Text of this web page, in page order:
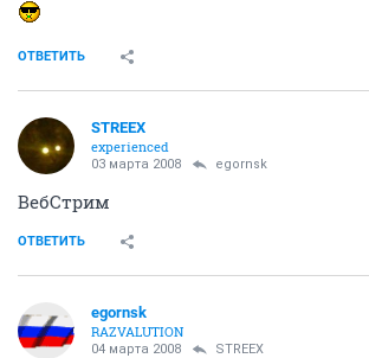
ОТВЕТИТЬ
STREEX
experienced
03 марта 2008 egornsk
ВебСтрим
ОТВЕТИТЬ
egornsk
RAZVALUTION
04 марта 2008 STREEX